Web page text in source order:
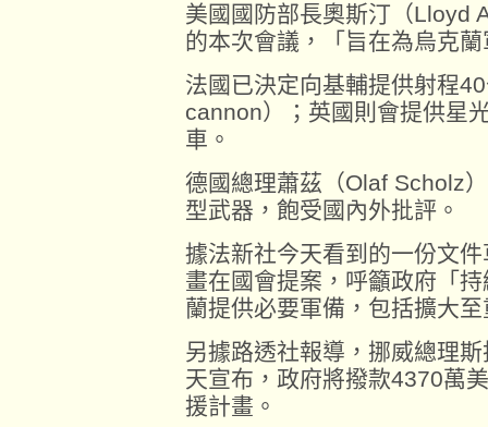
美國國防部長奧斯汀（Lloyd
的本次會議，「旨在為烏克
法國已決定向基輔提供射程
cannon）；英國則會提供星
車。
德國總理蕭茲（Olaf Scholz
型武器，飽受國內外批評。
據法新社今天看到的一份文
畫在國會提案，呼籲政府「
蘭提供必要軍備，包括擴大
另據路透社報導，挪威總理
天宣布，政府將撥款4370萬
援計畫。